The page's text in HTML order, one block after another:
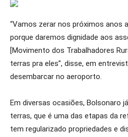
“Vamos zerar nos próximos anos
porque daremos dignidade aos
[Movimento dos Trabalhadores
terras pra eles”, disse, em
desembarcar no aeroporto.
Em diversas ocasiões, Bolsonaro
terras, que é uma das etapas da
tem regularizado propriedades e